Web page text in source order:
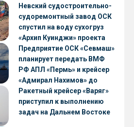
Невский судостроительно-
судоремонтный завод ОСК
спустил на воду сухогруз
«Архип Куинджи» проекта
RSD59
Предприятие ОСК «Севмаш»
планирует передать ВМФ
РФ АПЛ «Пермь» и крейсер
«Адмирал Нахимов» до
конца 2026 года
Ракетный крейсер «Варяг»
приступил к выполнению
задач на Дальнем Востоке